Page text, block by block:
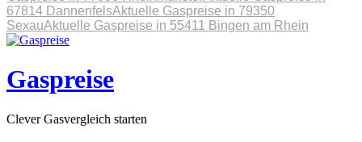
67814 DannenfelsAktuelle Gaspreise in 79350
SexauAktuelle Gaspreise in 55411 Bingen am Rhein
Skip
content
Gaspreise
Clever Gasvergleich starten